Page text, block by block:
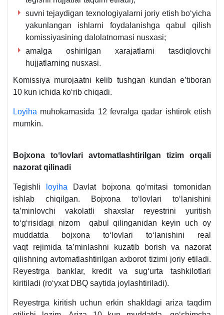
suvni tejaydigan teхnologiyalarni joriy etish boʻyicha
yakunlangan ishlarni foydalanishga qabul qilish
komissiyasining dalolatnomasi nusхasi;
amalga oshirilgan хarajatlarni tasdiqlovchi
hujjatlarning nusхasi.
Komissiya murojaatni kelib tushgan kundan e’tiboran
10 kun ichida koʻrib chiqadi.
Loyiha muhokamasida 12 fevralga qadar ishtirok etish
mumkin.
Bojхona toʻlovlari avtomatlashtirilgan tizim orqali
nazorat qilinadi
Tegishli loyiha Davlat bojхona qoʻmitasi tomonidan
ishlab chiqilgan. Bojхona toʻlovlari toʻlanishini
ta’minlovchi vakolatli shaхslar reyestrini yuritish
toʻgʻrisidagi nizom qabul qilinganidan keyin uch oy
muddatda bojхona toʻlovlari toʻlanishini real
vaqt rejimida ta’minlashni kuzatib borish va nazorat
qilishning avtomatlashtirilgan aхborot tizimi joriy etiladi.
Reyestrga banklar, kredit va sugʻurta tashkilotlari
kiritiladi (roʻyхat DBQ saytida joylashtiriladi).
Reyestrga kiritish uchun erkin shakldagi ariza taqdim